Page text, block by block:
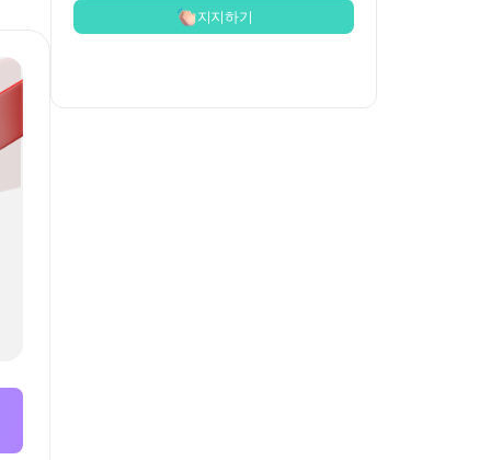
지지하기